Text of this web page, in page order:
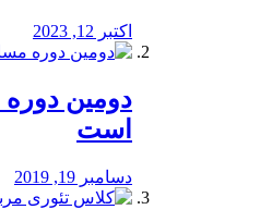
اکتبر 12, 2023
دومین دوره
است
دسامبر 19, 2019